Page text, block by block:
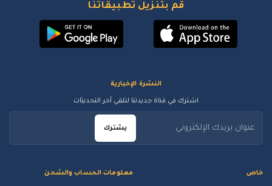
قم بتنزيل تطبيقاتنا
خاص معلومات الحساب والشحن
النشرة الإخبارية
اشترك في قناة جديدتنا لتلقي آخر التحديثات
يشترك